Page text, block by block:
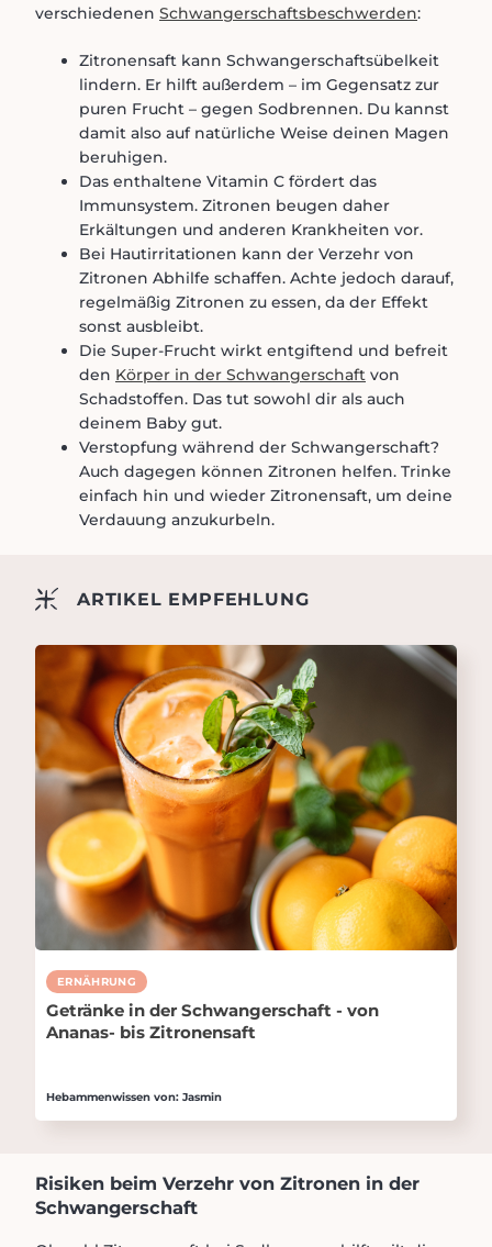
verschiedenen Schwangerschaftsbeschwerden:
Zitronensaft kann Schwangerschaftsübelkeit
lindern. Er hilft außerdem – im Gegensatz zur
puren Frucht – gegen Sodbrennen. Du kannst
damit also auf natürliche Weise deinen Magen
beruhigen.
Das enthaltene Vitamin C fördert das
Immunsystem. Zitronen beugen daher
Erkältungen und anderen Krankheiten vor.
Bei Hautirritationen kann der Verzehr von
Zitronen Abhilfe schaffen. Achte jedoch darauf,
regelmäßig Zitronen zu essen, da der Effekt
sonst ausbleibt.
Die Super-Frucht wirkt entgiftend und befreit
den Körper in der Schwangerschaft von
Schadstoffen. Das tut sowohl dir als auch
deinem Baby gut.
Verstopfung während der Schwangerschaft?
Auch dagegen können Zitronen helfen. Trinke
einfach hin und wieder Zitronensaft, um deine
Verdauung anzukurbeln.
ARTIKEL EMPFEHLUNG
ERNÄHRUNG
Getränke in der Schwangerschaft - von
Ananas- bis Zitronensaft
Hebammenwissen von: Jasmin
Risiken beim Verzehr von Zitronen in der
Schwangerschaft